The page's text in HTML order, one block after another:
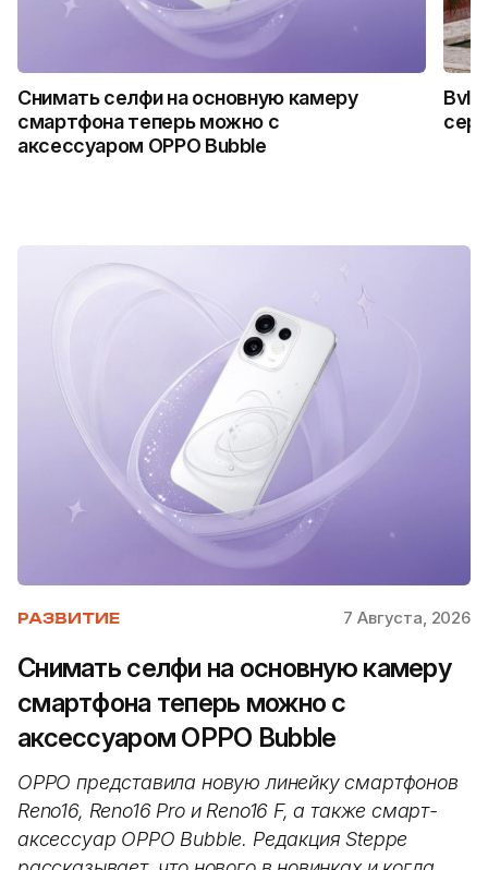
Снимать селфи на основную камеру
смартфона теперь можно с
аксессуаром OPPO Bubble
РАЗВИТИЕ 7 Августа, 2026
Снимать селфи на основную камеру
смартфона теперь можно с
аксессуаром OPPO Bubble
OPPO представила новую линейку смартфонов
Reno16, Reno16 Pro и Reno16 F, а также смарт-
аксессуар OPPO Bubble. Редакция Steppe